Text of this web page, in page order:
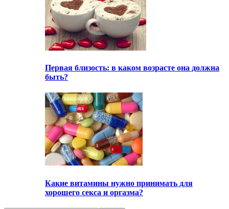
Первая близость: в каком возрасте она должна
быть?
Какие витамины нужно принимать для
хорошего секса и оргазма?